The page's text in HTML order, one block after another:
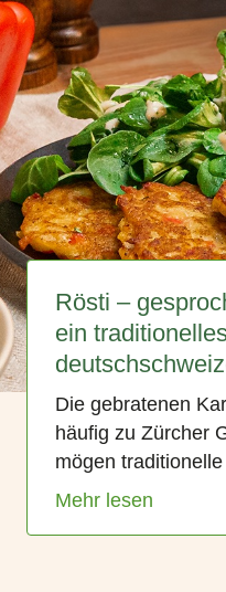
Rösti –
ein
Die gebratenen
häufig zu Zürcher
mögen
Mehr lesen